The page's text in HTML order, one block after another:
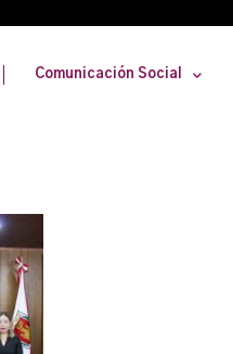
Comunicación Social